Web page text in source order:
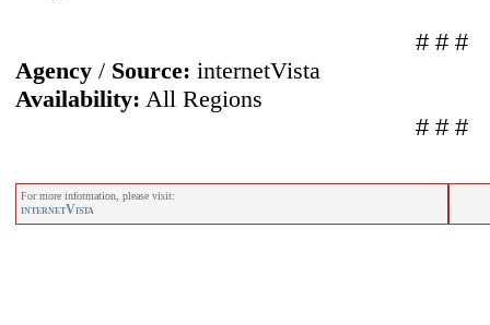
# # #
Agency / Source: internetVista
Availability: All Regions
# # #
For more information, please visit:
internetVista